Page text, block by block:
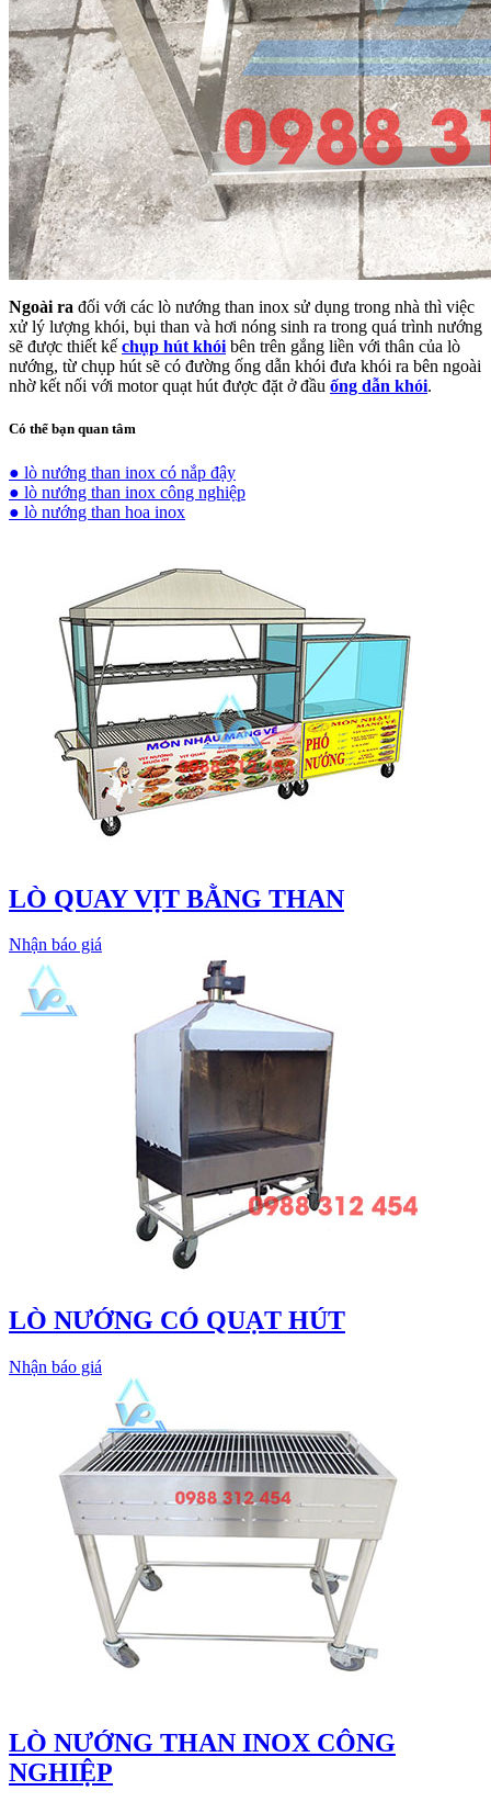
Ngoài ra đối với các lò nướng than inox sử dụng trong nhà thì việc
xử lý lượng khói, bụi than và hơi nóng sinh ra trong quá trình nướng
sẽ được thiết kế chụp hút khói bên trên gắng liền với thân của lò
nướng, từ chụp hút sẽ có đường ống dẫn khói đưa khói ra bên ngoài
nhờ kết nối với motor quạt hút được đặt ở đầu ống dẫn khói.
Có thể bạn quan tâm
● lò nướng than inox có nắp đậy
● lò nướng than inox công nghiệp
● lò nướng than hoa inox
LÒ QUAY VỊT BẰNG THAN
Nhận báo giá
LÒ NƯỚNG CÓ QUẠT HÚT
Nhận báo giá
LÒ NƯỚNG THAN INOX CÔNG
NGHIỆP